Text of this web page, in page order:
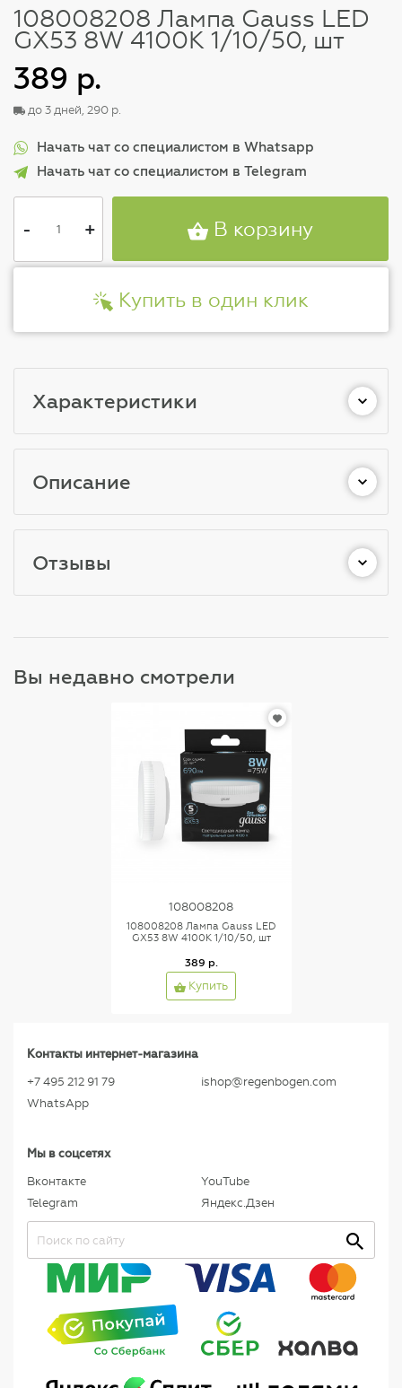
108008208 Лампа Gauss LED
GX53 8W 4100K 1/10/50, шт
389 р.
до 3 дней, 290 р.
Начать чат со специалистом в Whatsapp
Начать чат со специалистом в Telegram
- + В корзину
Купить в один клик
Характеристики
Описание
Отзывы
Вы недавно смотрели
108008208
108008208 Лампа Gauss LED
GX53 8W 4100K 1/10/50, шт
389 р.
Купить
Контакты интернет-магазина
+7 495 212 91 79
WhatsApp
ishop@regenbogen.com
Мы в соцсетях
Вконтакте
Telegram
YouTube
Яндекс.Дзен